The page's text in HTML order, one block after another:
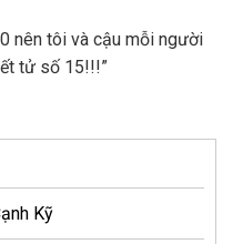
nên tôi và cậu mỗi người
tử số 15!!!”
Kỹ